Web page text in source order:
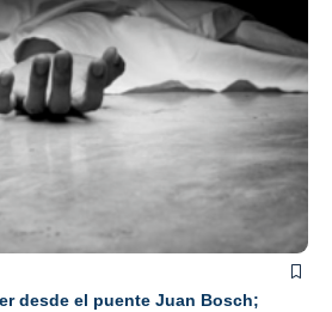
desde el puente Juan Bosch;